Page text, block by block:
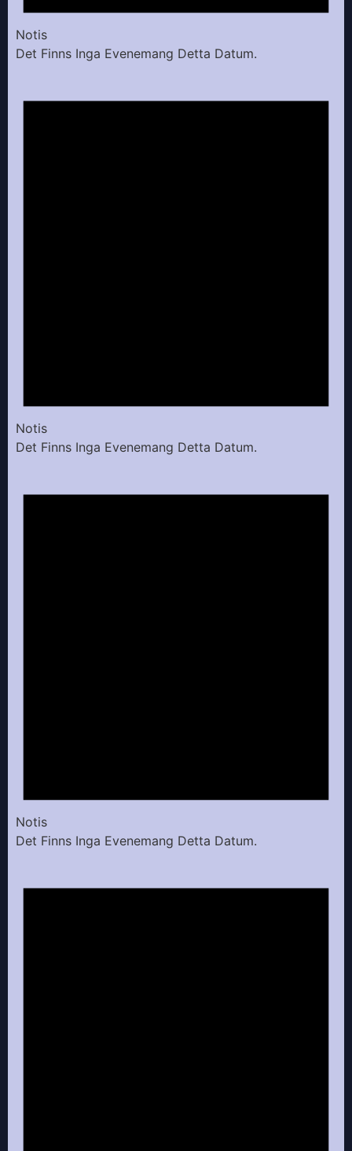
Notis
Det Finns Inga Evenemang Detta Datum.
Notis
Det Finns Inga Evenemang Detta Datum.
Notis
Det Finns Inga Evenemang Detta Datum.